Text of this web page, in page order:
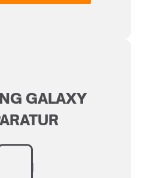
GALAXY